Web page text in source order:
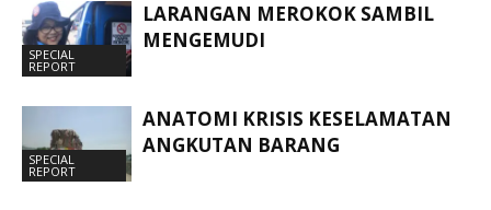
SPECIAL
REPORT
LARANGAN MEROKOK SAMBIL
MENGEMUDI
SPECIAL
REPORT
ANATOMI KRISIS KESELAMATAN
ANGKUTAN BARANG